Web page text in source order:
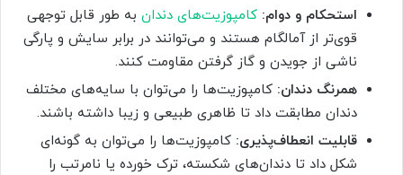
استحکام و دوام: کامپوزیت‌های دندان به طور قابل توجهی
قوی‌تر از آمالگام هستند و می‌توانند در برابر سایش و پارگی
ناشی از جویدن و گاز گرفتن مقاومت کنند.
همرنگ دندان: کامپوزیت‌ها را می‌توان با سایه‌های مختلف
دندان مطابقت داد تا ظاهری طبیعی و زیبا داشته باشند.
قابلیت انعطاف‌پذیری: کامپوزیت‌ها را می‌توان به گونه‌ای
شکل داد تا دندان‌های شکسته، ترک خورده یا نامرتب را